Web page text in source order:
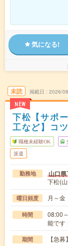
気になる!
未読
NEW
掲載日 2026/
下松【サポ
工など】コ
職種未経験OK
派遣
勤務地 山口
下松(
曜日頻度 月～金
時間
08:00
能です
期間 【急